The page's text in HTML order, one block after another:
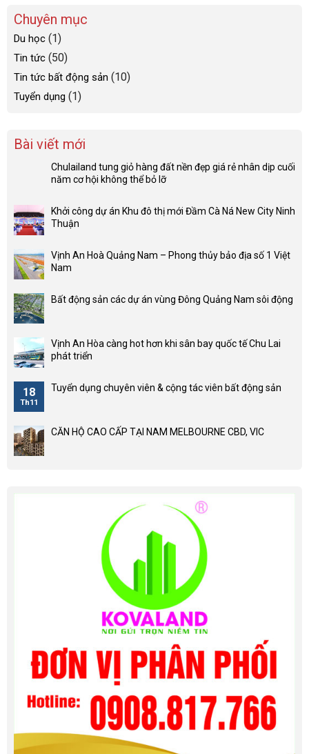
Chuyên mục
Du học (1)
Tin tức (50)
Tin tức bất động sản (10)
Tuyển dụng (1)
Bài viết mới
Chulailand tung giỏ hàng đất nền đẹp giá rẻ nhân dịp cuối
năm cơ hội không thể bỏ lỡ
Khởi công dự án Khu đô thị mới Đầm Cà Ná New City Ninh
Thuận
Vịnh An Hoà Quảng Nam – Phong thủy bảo địa số 1 Việt
Nam
Bất động sản các dự án vùng Đông Quảng Nam sôi động
Vịnh An Hòa càng hot hơn khi sân bay quốc tế Chu Lai
phát triển
18
Th11
Tuyển dụng chuyên viên & cộng tác viên bất động sản
CĂN HỘ CAO CẤP TẠI NAM MELBOURNE CBD, VIC